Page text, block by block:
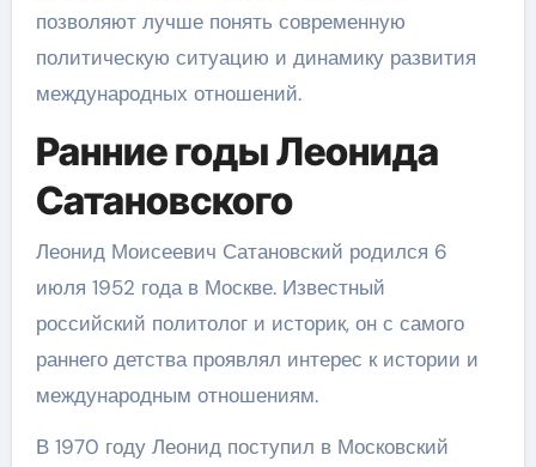
позволяют лучше понять современную
политическую ситуацию и динамику развития
международных отношений.
Ранние годы Леонида
Сатановского
Леонид Моисеевич Сатановский родился 6
июля 1952 года в Москве. Известный
российский политолог и историк, он с самого
раннего детства проявлял интерес к истории и
международным отношениям.
В 1970 году Леонид поступил в Московский